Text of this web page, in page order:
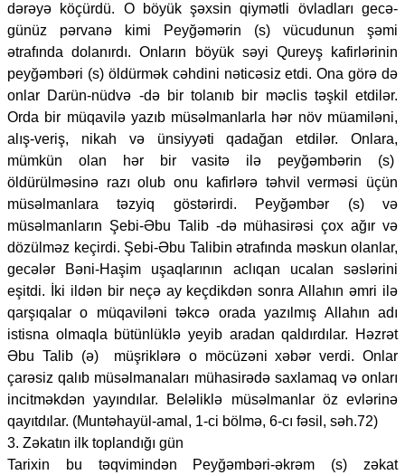
dərəyə köçürdü. O böyük şəxsin qiymətli övladları gecə-
günüz pərvanə kimi Peyğəmərin (s) vücudunun şəmi
ətrafında dolanırdı. Onların böyük səyi Qureyş kafirlərinin
peyğəmbəri (s) öldürmək cəhdini nəticəsiz etdi. Ona görə də
onlar Darün-nüdvə -də bir tolanıb bir məclis təşkil etdilər.
Orda bir müqavilə yazıb müsəlmanlarla hər növ müamiləni,
alış-veriş, nikah və ünsiyyəti qadağan etdilər. Onlara,
mümkün olan hər bir vasitə ilə peyğəmbərin (s)
öldürülməsinə razı olub onu kafirlərə təhvil verməsi üçün
müsəlmanlara təzyiq göstərirdi. Peyğəmbər (s) və
müsəlmanların Şebi-Əbu Talib -də mühasirəsi çox ağır və
dözülməz keçirdi. Şebi-Əbu Talibin ətrafında məskun olanlar,
gecələr Bəni-Haşim uşaqlarının aclıqan ucalan səslərini
eşitdi. İki ildən bir neçə ay keçdikdən sonra Allahın əmri ilə
qarşıqalar o müqaviləni təkcə orada yazılmış Allahın adı
istisna olmaqla bütünlüklə yeyib aradan qaldırdılar. Həzrət
Əbu Talib (ə) müşriklərə o möcüzəni xəbər verdi. Onlar
çarəsiz qalıb müsəlmanaları mühasirədə saxlamaq və onları
incitməkdən yayındılar. Beləliklə müsəlmanlar öz evlərinə
qayıtdılar. (Muntəhayül-amal, 1-ci bölmə, 6-cı fəsil, səh.72)
3. Zəkatın ilk toplandığı gün
Tarixin bu təqvimindən Peyğəmbəri-əkrəm (s) zəkat